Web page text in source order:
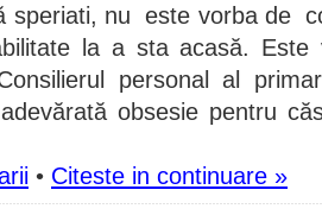
speriati, nu este vorba de
la a sta acasă. Este
personal al
obsesie pentru
• Citeste in continuare »